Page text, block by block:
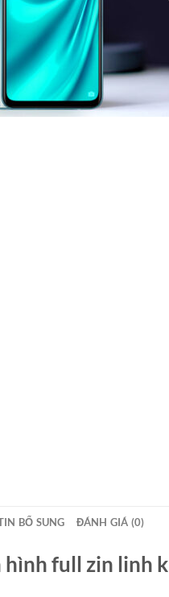
BỔ SUNG ĐÁNH GIÁ (0)
hình full zin linh